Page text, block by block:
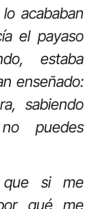
acababan
el payaso
estaba
enseñado:
sabiendo
puedes
que si me
qué me